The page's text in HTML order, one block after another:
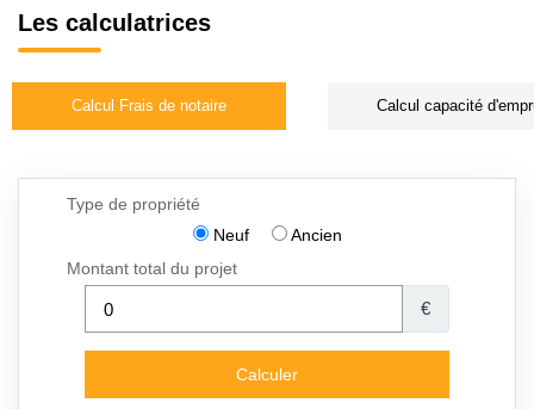
Les calculatrices
Calcul Frais de notaire Calcul capacité